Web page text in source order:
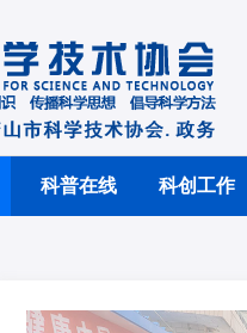
科普在线 科创工作